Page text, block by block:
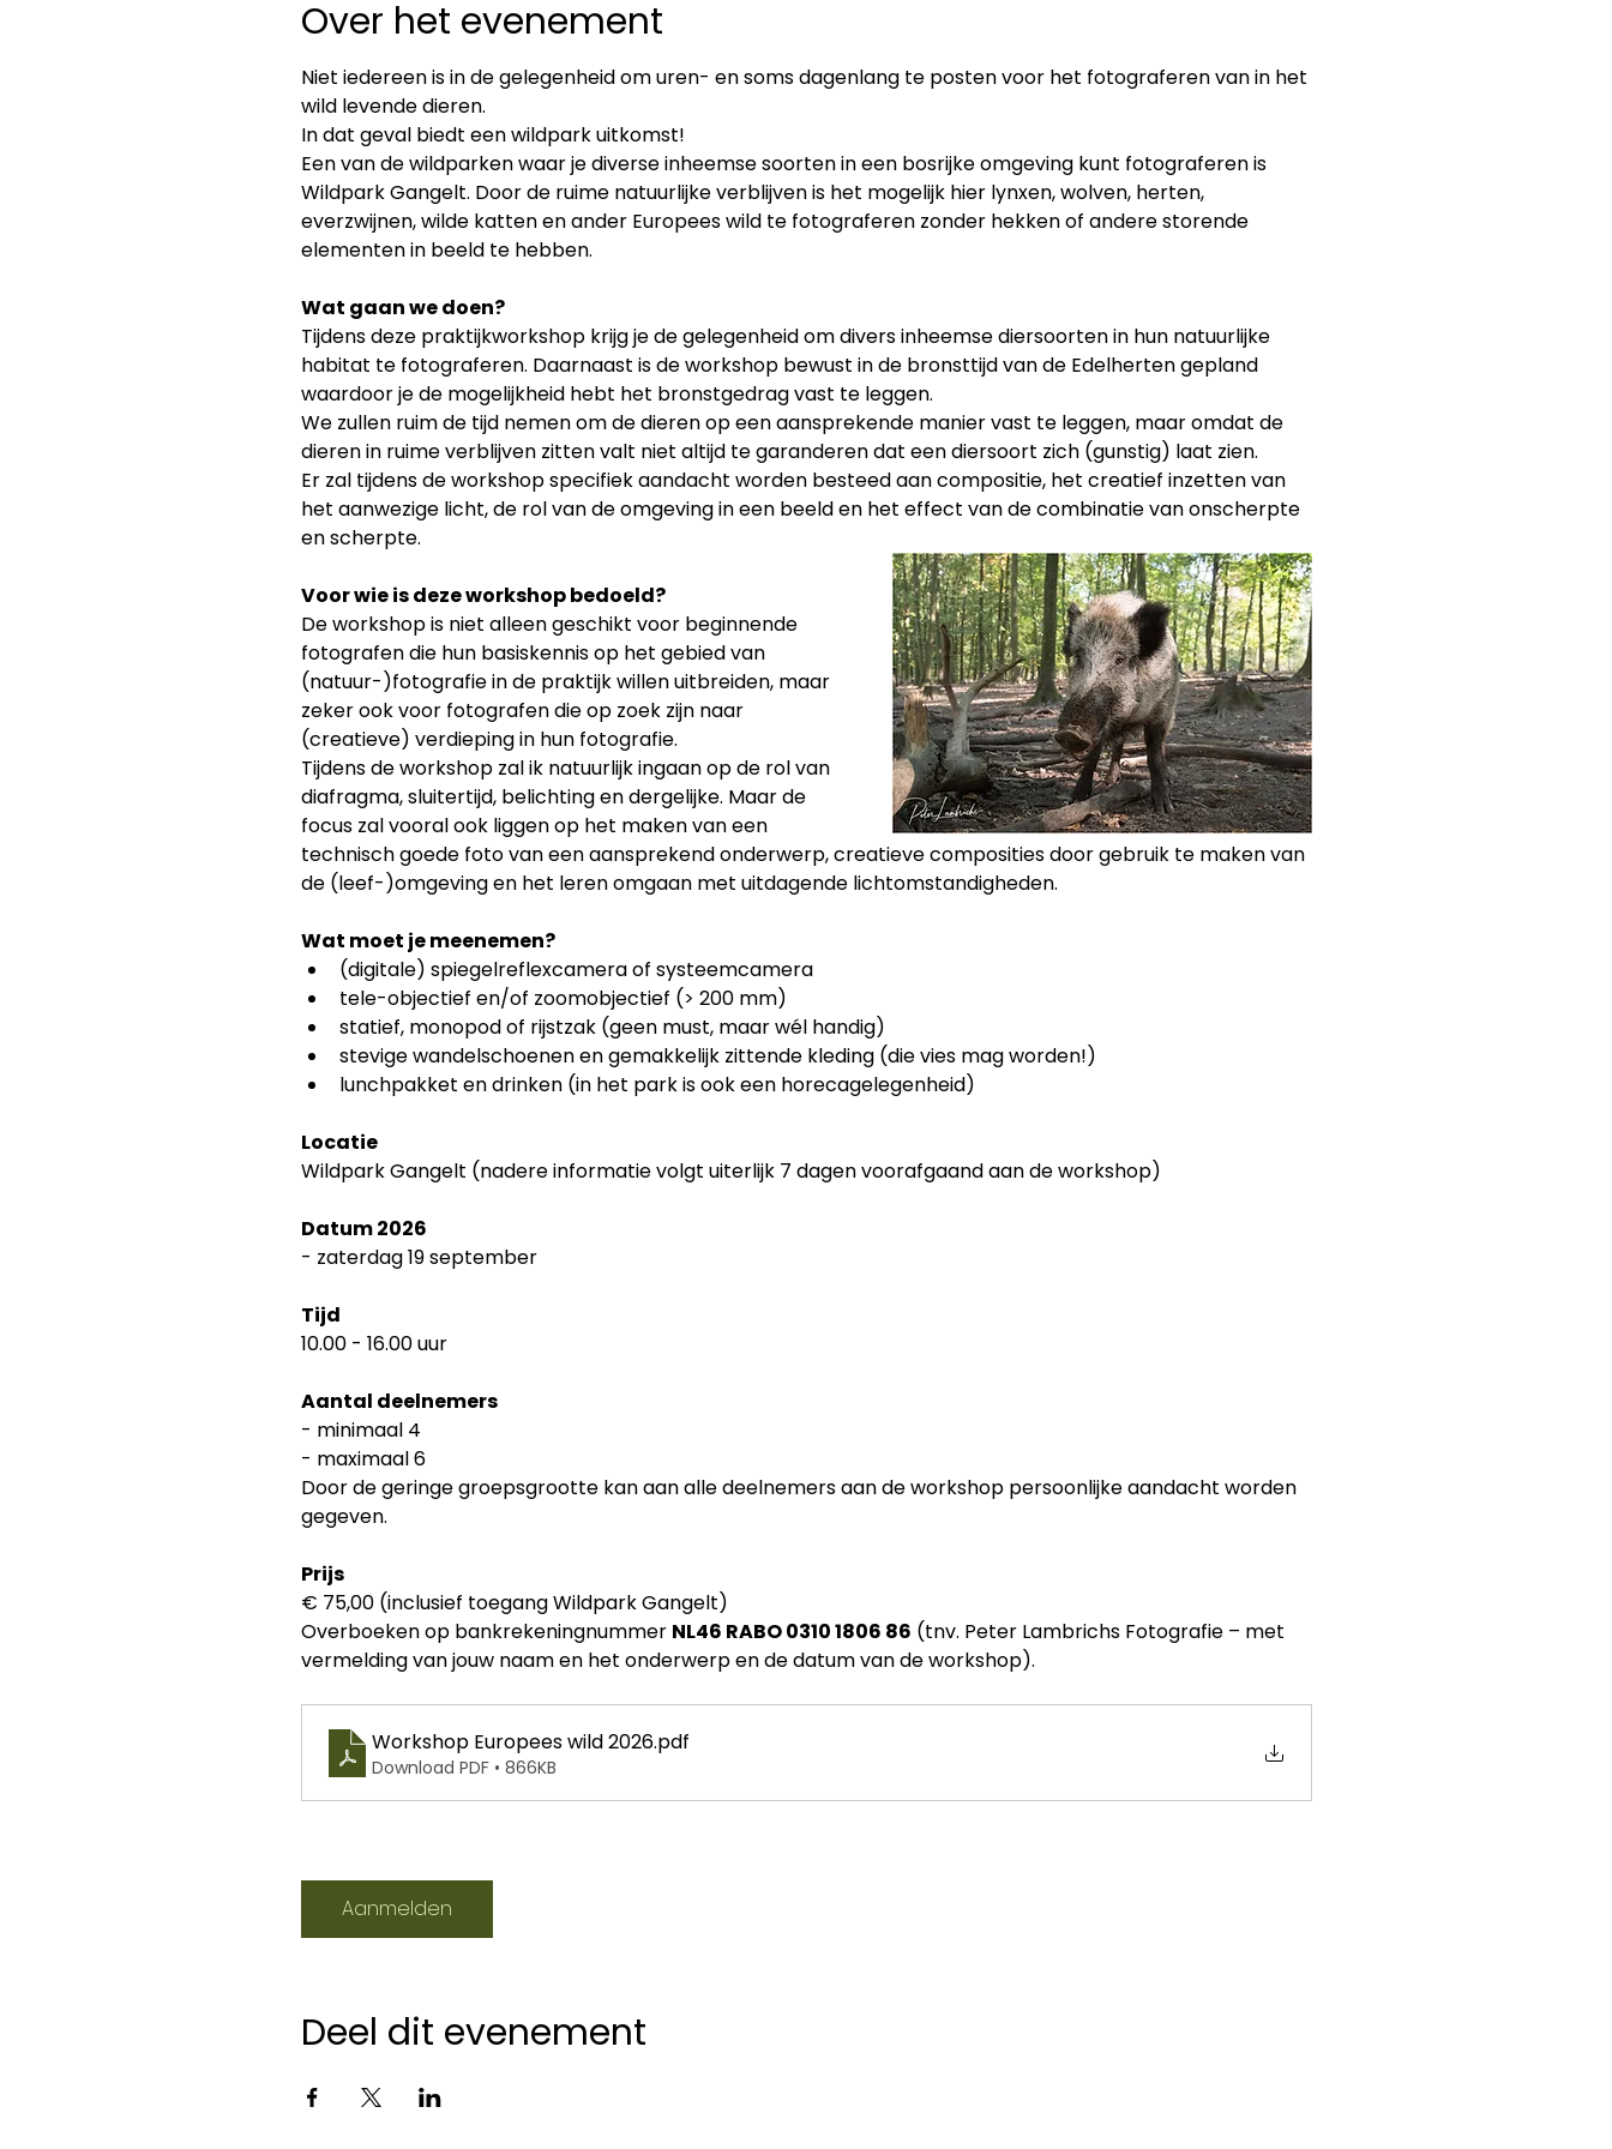
Over het evenement
Niet iedereen is in de gelegenheid om uren- en soms dagenlang te posten voor het fotograferen van in het
wild levende dieren.
In dat geval biedt een wildpark uitkomst!
Een van de wildparken waar je diverse inheemse soorten in een bosrijke omgeving kunt fotograferen is
Wildpark Gangelt. Door de ruime natuurlijke verblijven is het mogelijk hier lynxen, wolven, herten,
everzwijnen, wilde katten en ander Europees wild te fotograferen zonder hekken of andere storende
elementen in beeld te hebben.
Wat gaan we doen?
Tijdens deze praktijkworkshop krijg je de gelegenheid om divers inheemse diersoorten in hun natuurlijke
habitat te fotograferen. Daarnaast is de workshop bewust in de bronsttijd van de Edelherten gepland
waardoor je de mogelijkheid hebt het bronstgedrag vast te leggen.
We zullen ruim de tijd nemen om de dieren op een aansprekende manier vast te leggen, maar omdat de
dieren in ruime verblijven zitten valt niet altijd te garanderen dat een diersoort zich (gunstig) laat zien.
Er zal tijdens de workshop specifiek aandacht worden besteed aan compositie, het creatief inzetten van
het aanwezige licht, de rol van de omgeving in een beeld en het effect van de combinatie van onscherpte
en scherpte.
Voor wie is deze workshop bedoeld?
De workshop is niet alleen geschikt voor beginnende
fotografen die hun basiskennis op het gebied van
(natuur-)fotografie in de praktijk willen uitbreiden, maar
zeker ook voor fotografen die op zoek zijn naar
(creatieve) verdieping in hun fotografie.
Tijdens de workshop zal ik natuurlijk ingaan op de rol van
diafragma, sluitertijd, belichting en dergelijke. Maar de
focus zal vooral ook liggen op het maken van een
technisch goede foto van een aansprekend onderwerp, creatieve composities door gebruik te maken van
de (leef-)omgeving en het leren omgaan met uitdagende lichtomstandigheden.
Wat moet je meenemen?
(digitale) spiegelreflexcamera of systeemcamera
tele-objectief en/of zoomobjectief (> 200 mm)
statief, monopod of rijstzak (geen must, maar wél handig)
stevige wandelschoenen en gemakkelijk zittende kleding (die vies mag worden!)
lunchpakket en drinken (in het park is ook een horecagelegenheid)
Locatie
Wildpark Gangelt (nadere informatie volgt uiterlijk 7 dagen voorafgaand aan de workshop)
Datum 2026
- zaterdag 19 september
Tijd
10.00 - 16.00 uur
Aantal deelnemers
- minimaal 4
- maximaal 6
Door de geringe groepsgrootte kan aan alle deelnemers aan de workshop persoonlijke aandacht worden
gegeven.
Prijs
€ 75,00 (inclusief toegang Wildpark Gangelt)
Overboeken op bankrekeningnummer NL46 RABO 0310 1806 86 (tnv. Peter Lambrichs Fotografie – met
vermelding van jouw naam en het onderwerp en de datum van de workshop).
Workshop Europees wild 2026.pdf
Download PDF • 866KB
Aanmelden
Deel dit evenement